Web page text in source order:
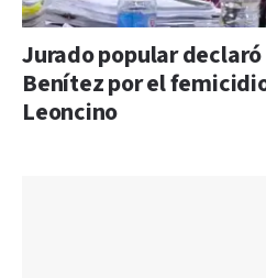
Jurado popular
Benítez por el
Leoncino